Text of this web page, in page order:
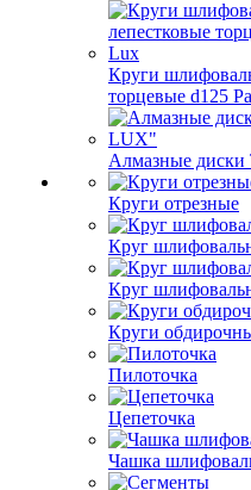
Круги
торцевые d125
Алмазные
Круги отрезные
Круг
Круг
Круги
Пилоточка
Цепеточка
Чашка